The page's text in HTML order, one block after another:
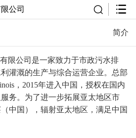
公司
简介
限公司是一家致力于市政污水排
灌溉的生产与综合运营企业。总部
，2015年进入中国，授权在国内
务。为了进一步拓展亚太地区市
（中国），辐射亚太地区，满足中国